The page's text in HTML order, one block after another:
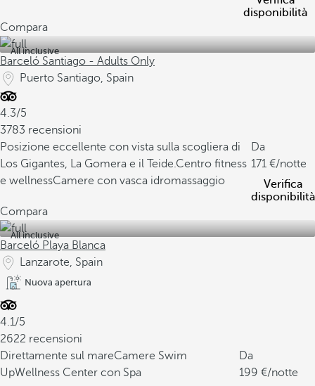
disponibilità
Compara
All inclusive
Barceló Santiago - Adults Only
Puerto Santiago, Spain
4.3/5
3783 recensioni
Posizione eccellente con vista sulla scogliera di
Los Gigantes, La Gomera e il Teide.Centro fitness
e wellnessCamere con vasca idromassaggio
Da
171
/notte
Verifica
disponibilità
Compara
All inclusive
Barceló Playa Blanca
Lanzarote, Spain
Nuova apertura
4.1/5
2622 recensioni
Direttamente sul mareCamere Swim
UpWellness Center con Spa
Da
199
/notte